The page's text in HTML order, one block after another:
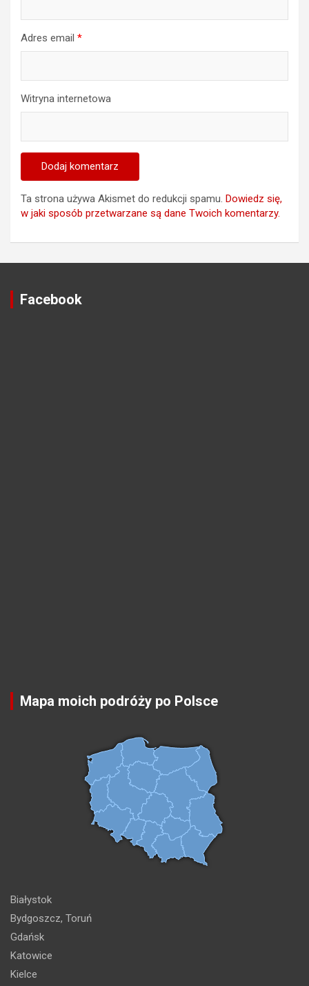
Adres email *
Witryna internetowa
Ta strona używa Akismet do redukcji spamu. Dowiedz się,
w jaki sposób przetwarzane są dane Twoich komentarzy.
Facebook
Mapa moich podróży po Polsce
Białystok
Bydgoszcz, Toruń
Gdańsk
Katowice
Kielce